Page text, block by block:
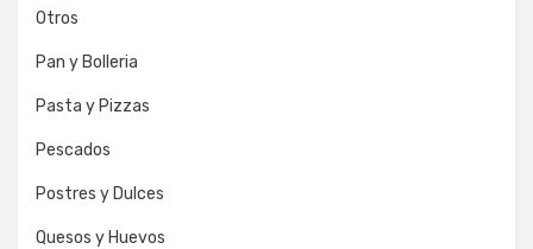
Otros
Pan y Bolleria
Pasta y Pizzas
Pescados
Postres y Dulces
Quesos y Huevos